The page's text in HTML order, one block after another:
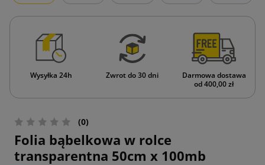
Wysyłka 24h Zwrot do 30 dni
Darmowa dostawa
od 400,00 zł
(0)
Folia bąbelkowa w rolce
transparentna 50cm x 100mb